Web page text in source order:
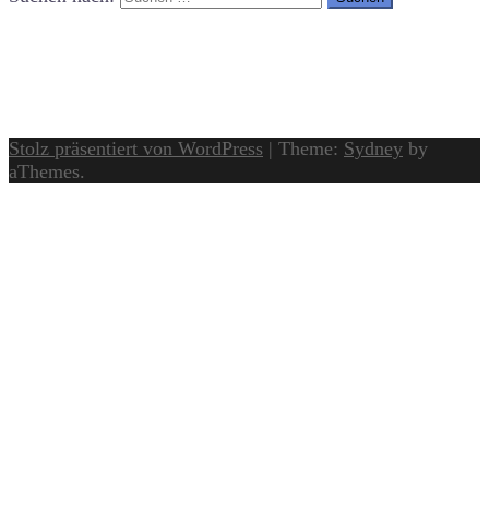
Stolz präsentiert von WordPress | Theme: Sydney by
aThemes.